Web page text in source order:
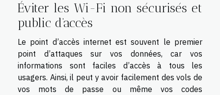
Éviter les Wi-Fi non sécurisés et
public d’accès
Le point d’accès internet est souvent le premier
point d’attaques sur vos données, car vos
informations sont faciles d’accès à tous les
usagers. Ainsi, il peut y avoir facilement des vols de
vos mots de passe ou même vos codes